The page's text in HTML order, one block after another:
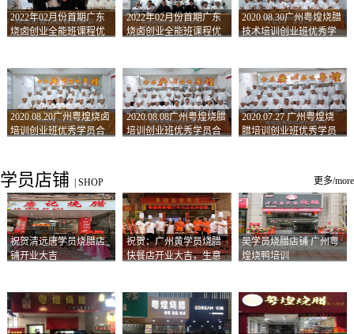
2022年02月份首期广东
烧卤创业全能班课程优
2022年02月份首期广东
烧卤创业全能班课程优
2020.08.30广州粤煌烧腊
技术培训创业班优秀学
2020.08.20广州粤煌烧卤
培训创业班优秀学员合
2020.08.08广州粤煌烧腊
培训创业班优秀学员合
2020.07.27 广州粤煌烧
腊培训创业班优秀学员
学员店铺 SHOP 更多/more
祝贺清远唐学员烧腊店
铺开业大吉
祝贺：广州黄学员烧腊
快餐店开业大吉，生意
吴学员烧腊店铺 广州粤
煌烧鸭培训